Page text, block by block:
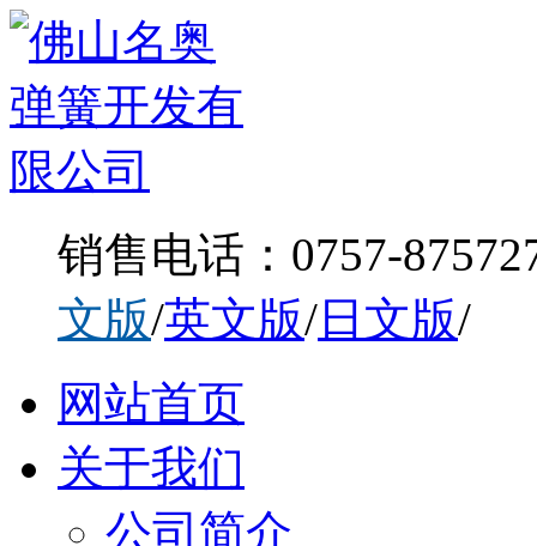
销售电话：0757-
文版/英文版/ 日文版/
网站首页
关于我们
公司简介